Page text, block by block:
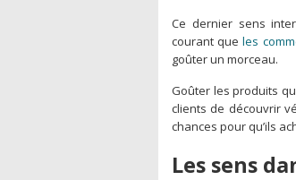
Ce dernier sens
courant queles
goûter un morceau.
Goûter les produits
clients de découvrir
chances pour qu’ils
Les sens